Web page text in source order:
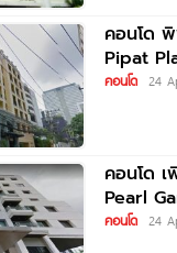
คอนโด
Pipat
รถไฟฟ้า
คอนโด 24
คอนโด เ
Pearl
คอนโด 24